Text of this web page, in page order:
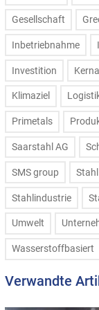
Gesellschaft
Inbetriebnahme
Investition
Klimaziel
Primetals
Saarstahl AG
SMS group Stahl
Stahlindustrie
Umwelt
Wasserstoffbasiert
Verwandte